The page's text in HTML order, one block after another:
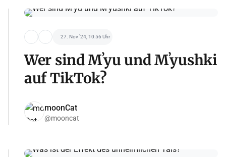
27. Nov '24, 10:56 Uhr
Wer sind Mʼyu und Mʼyushki
auf TikTok?
moonCat
@mooncat